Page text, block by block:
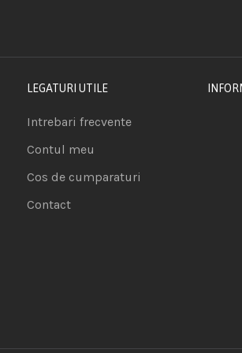
LEGATURI UTILE
Intrebari frecvente
Contul meu
Cos de cumparaturi
Contact